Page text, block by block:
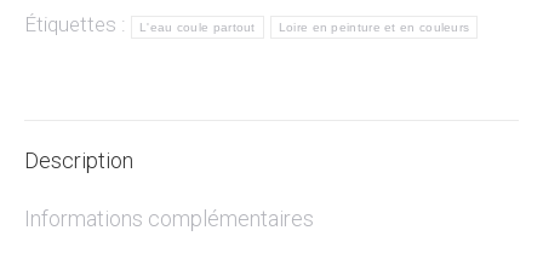
Étiquettes :
L'eau coule partout Loire en peinture et en couleurs
Description
Informations complémentaires